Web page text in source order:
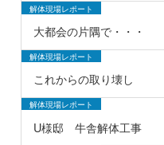
解体現場レポート
大都会の片隅で・・・
解体現場レポート
これからの取り壊し
解体現場レポート
U様邸 牛舎解体工事